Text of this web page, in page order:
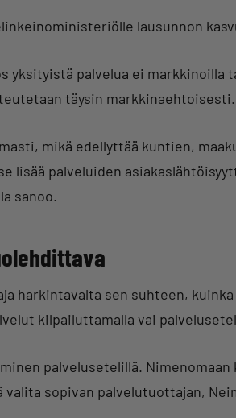
lausunnon
yksityistä palvelua ei markkinoilla
täysin markkinaehtoisesti.
mikä edellyttää kuntien,
palveluiden
sanoo.
harkintavalta sen suhteen,
kilpailuttamalla vai
palvelusetelillä. Nimenomaan
sopivan palvelutuottajan,